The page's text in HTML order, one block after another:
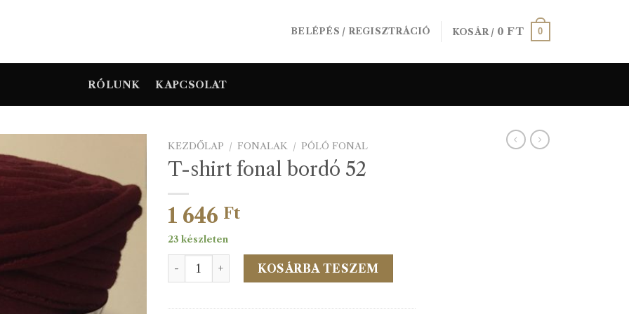
BELÉPÉS / REGISZTRÁCIÓ KOSÁR / 0FT 0
RÓLUNK KAPCSOLAT
KEZDŐLAP / FONALAK / PÓLÓ FONAL
T-shirt fonal bordó 52
1 646 Ft
23 készleten
T-shirt fonal bordó 52 mennyiség
KOSÁRBA TESZEM